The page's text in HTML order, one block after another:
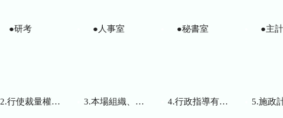
●研考 ●人事室 ●秘書室 ●主
2.行使裁量權而訂頒之解釋性規定及裁量基準 3.本場組織、職掌及聯絡資訊 4.行政指導有關文書 5.施政計畫、業務統